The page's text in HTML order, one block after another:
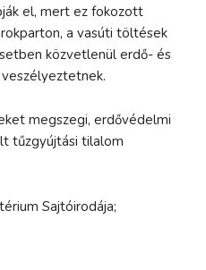
el, mert ez fokozott
a vasúti töltések
közvetlenül erdő- és
megszegi, erdővédelmi
tűzgyújtási tilalom
Sajtóirodája;